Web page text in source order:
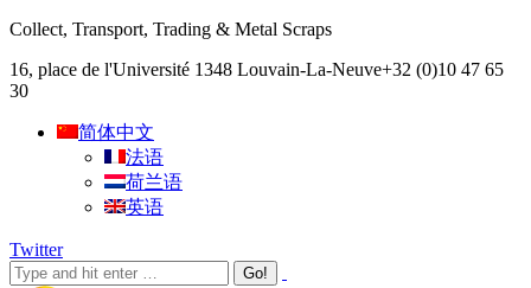
Collect, Transport, Trading & Metal Scraps
16, place de l'Université 1348 Louvain-La-Neuve+32 (0)10 47 65
30
简体中文
法语
荷兰语
英语
Twitter